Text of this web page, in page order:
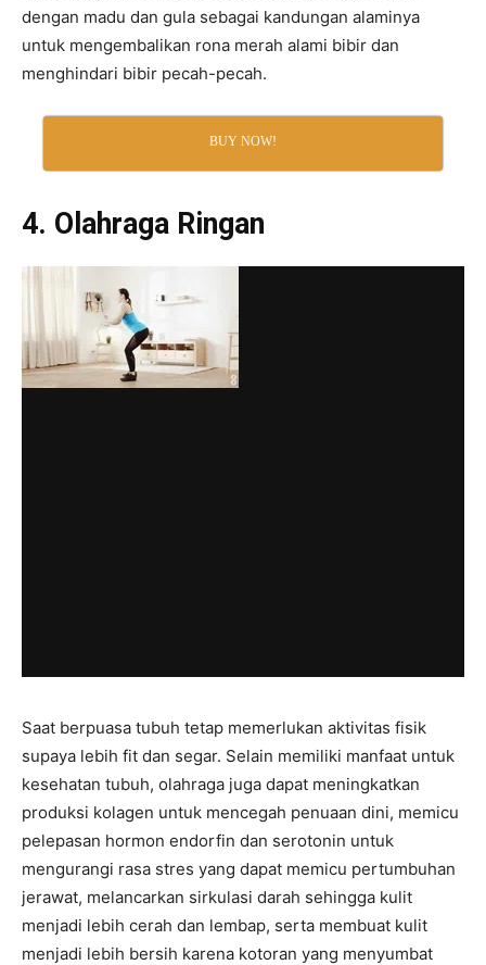
dengan madu dan gula sebagai kandungan alaminya
untuk mengembalikan rona merah alami bibir dan
menghindari bibir pecah-pecah.
BUY NOW!
4. Olahraga Ringan
Saat berpuasa tubuh tetap memerlukan aktivitas fisik
supaya lebih fit dan segar. Selain memiliki manfaat untuk
kesehatan tubuh, olahraga juga dapat meningkatkan
produksi kolagen untuk mencegah penuaan dini, memicu
pelepasan hormon endorfin dan serotonin untuk
mengurangi rasa stres yang dapat memicu pertumbuhan
jerawat, melancarkan sirkulasi darah sehingga kulit
menjadi lebih cerah dan lembap, serta membuat kulit
menjadi lebih bersih karena kotoran yang menyumbat